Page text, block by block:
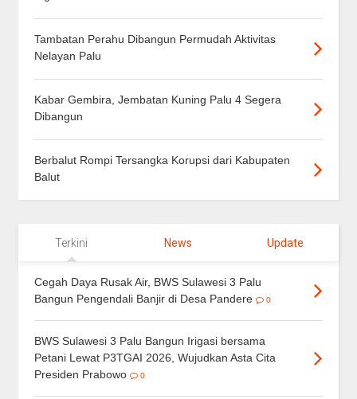
Tambatan Perahu Dibangun Permudah Aktivitas
Nelayan Palu
Kabar Gembira, Jembatan Kuning Palu 4 Segera
Dibangun
Berbalut Rompi Tersangka Korupsi dari Kabupaten
Balut
Terkini News Update
Cegah Daya Rusak Air, BWS Sulawesi 3 Palu
Bangun Pengendali Banjir di Desa Pandere
0
BWS Sulawesi 3 Palu Bangun Irigasi bersama
Petani Lewat P3TGAI 2026, Wujudkan Asta Cita
Presiden Prabowo
0